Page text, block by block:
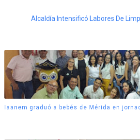
Alcaldía Intensificó Labores De
Iaanem graduó a bebés de Mérida en